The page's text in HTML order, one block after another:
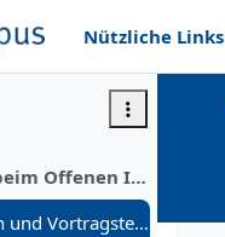
Nützliche Links
Willkommen beim Offenen Informatikkolloquium!
Ankündigungen und Vortragstermine